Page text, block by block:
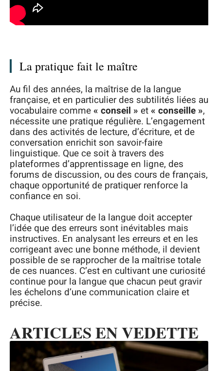
La pratique fait le maître
Au fil des années, la maîtrise de la langue
française, et en particulier des subtilités liées au
vocabulaire comme« conseil » et« conseille »,
nécessite une pratique régulière. L’engagement
dans des activités de lecture, d’écriture, et de
conversation enrichit son savoir-faire
linguistique. Que ce soit à travers des
plateformes d’apprentissage en ligne, des
forums de discussion, ou des cours de français,
chaque opportunité de pratiquer renforce la
confiance en soi.
Chaque utilisateur de la langue doit accepter
l’idée que des erreurs sont inévitables mais
instructives. En analysant les erreurs et en les
corrigeant avec une bonne méthode, il devient
possible de se rapprocher de la maîtrise totale
de ces nuances. C’est en cultivant une curiosité
continue pour la langue que chacun peut gravir
les échelons d’une communication claire et
précise.
ARTICLES EN VEDETTE